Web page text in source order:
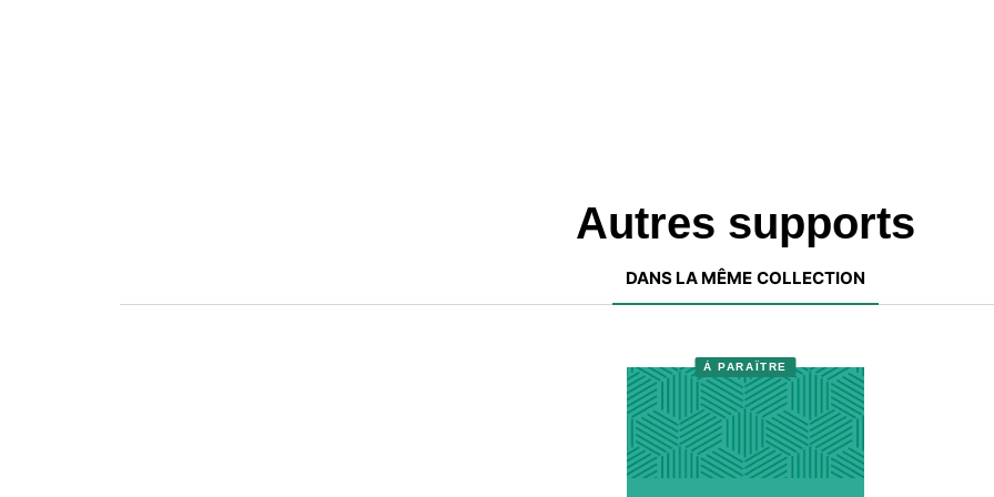
Autres supports
DANS LA MÊME COLLECTION
À PARAÎTRE